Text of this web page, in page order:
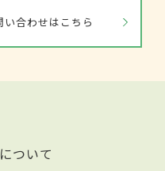
合わせはこちら
ついて